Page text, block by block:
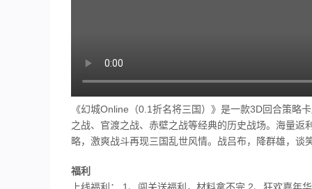
《幻城Online（0.1折名将三国）》是一款3D回合策略
之战、官渡之战、赤壁之战等经典的历史战场。海量
略，激爽战斗再现三国乱世风情。战吕布，降群雄，
福利